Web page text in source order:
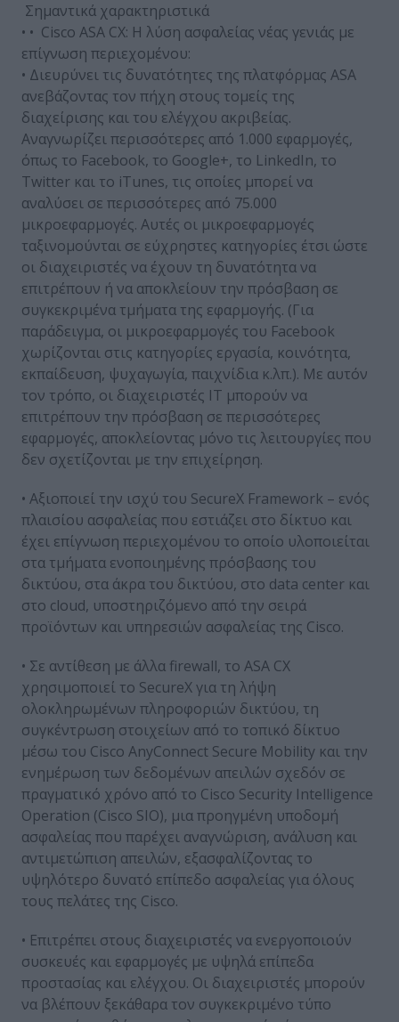
Σημαντικά χαρακτηριστικά
• • Cisco ASA CX: Η λύση ασφαλείας νέας γενιάς με
επίγνωση περιεχομένου:
• Διευρύνει τις δυνατότητες της πλατφόρμας ASA
ανεβάζοντας τον πήχη στους τομείς της
διαχείρισης και του ελέγχου ακριβείας.
Αναγνωρίζει περισσότερες από 1.000 εφαρμογές,
όπως το Facebook, το Google+, το LinkedIn, το
Twitter και το iTunes, τις οποίες μπορεί να
αναλύσει σε περισσότερες από 75.000
μικροεφαρμογές. Αυτές οι μικροεφαρμογές
ταξινομούνται σε εύχρηστες κατηγορίες έτσι ώστε
οι διαχειριστές να έχουν τη δυνατότητα να
επιτρέπουν ή να αποκλείουν την πρόσβαση σε
συγκεκριμένα τμήματα της εφαρμογής. (Για
παράδειγμα, οι μικροεφαρμογές του Facebook
χωρίζονται στις κατηγορίες εργασία, κοινότητα,
εκπαίδευση, ψυχαγωγία, παιχνίδια κ.λπ.). Με αυτόν
τον τρόπο, οι διαχειριστές IT μπορούν να
επιτρέπουν την πρόσβαση σε περισσότερες
εφαρμογές, αποκλείοντας μόνο τις λειτουργίες που
δεν σχετίζονται με την επιχείρηση.
• Αξιοποιεί την ισχύ του SecureX Framework – ενός
πλαισίου ασφαλείας που εστιάζει στο δίκτυο και
έχει επίγνωση περιεχομένου το οποίο υλοποιείται
στα τμήματα ενοποιημένης πρόσβασης του
δικτύου, στα άκρα του δικτύου, στο data center και
στο cloud, υποστηριζόμενο από την σειρά
προϊόντων και υπηρεσιών ασφαλείας της Cisco.
• Σε αντίθεση με άλλα firewall, το ASA CX
χρησιμοποιεί το SecureX για τη λήψη
ολοκληρωμένων πληροφοριών δικτύου, τη
συγκέντρωση στοιχείων από το τοπικό δίκτυο
μέσω του Cisco AnyConnect Secure Mobility και την
ενημέρωση των δεδομένων απειλών σχεδόν σε
πραγματικό χρόνο από το Cisco Security Intelligence
Operation (Cisco SIO), μια προηγμένη υποδομή
ασφαλείας που παρέχει αναγνώριση, ανάλυση και
αντιμετώπιση απειλών, εξασφαλίζοντας το
υψηλότερο δυνατό επίπεδο ασφαλείας για όλους
τους πελάτες της Cisco.
• Επιτρέπει στους διαχειριστές να ενεργοποιούν
συσκευές και εφαρμογές με υψηλά επίπεδα
προστασίας και ελέγχου. Οι διαχειριστές μπορούν
να βλέπουν ξεκάθαρα τον συγκεκριμένο τύπο